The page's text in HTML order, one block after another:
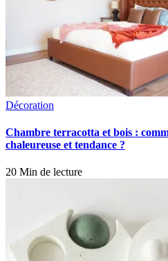
Décoration
Chambre terracotta et bois :
chaleureuse et tendance ?
20 Min de lecture